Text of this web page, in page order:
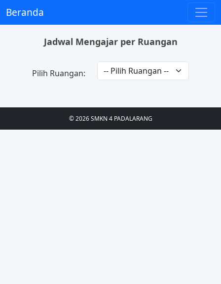
Beranda
Jadwal Mengajar per Ruangan
Pilih Ruangan:
© 2026 SMKN 4 PADALARANG